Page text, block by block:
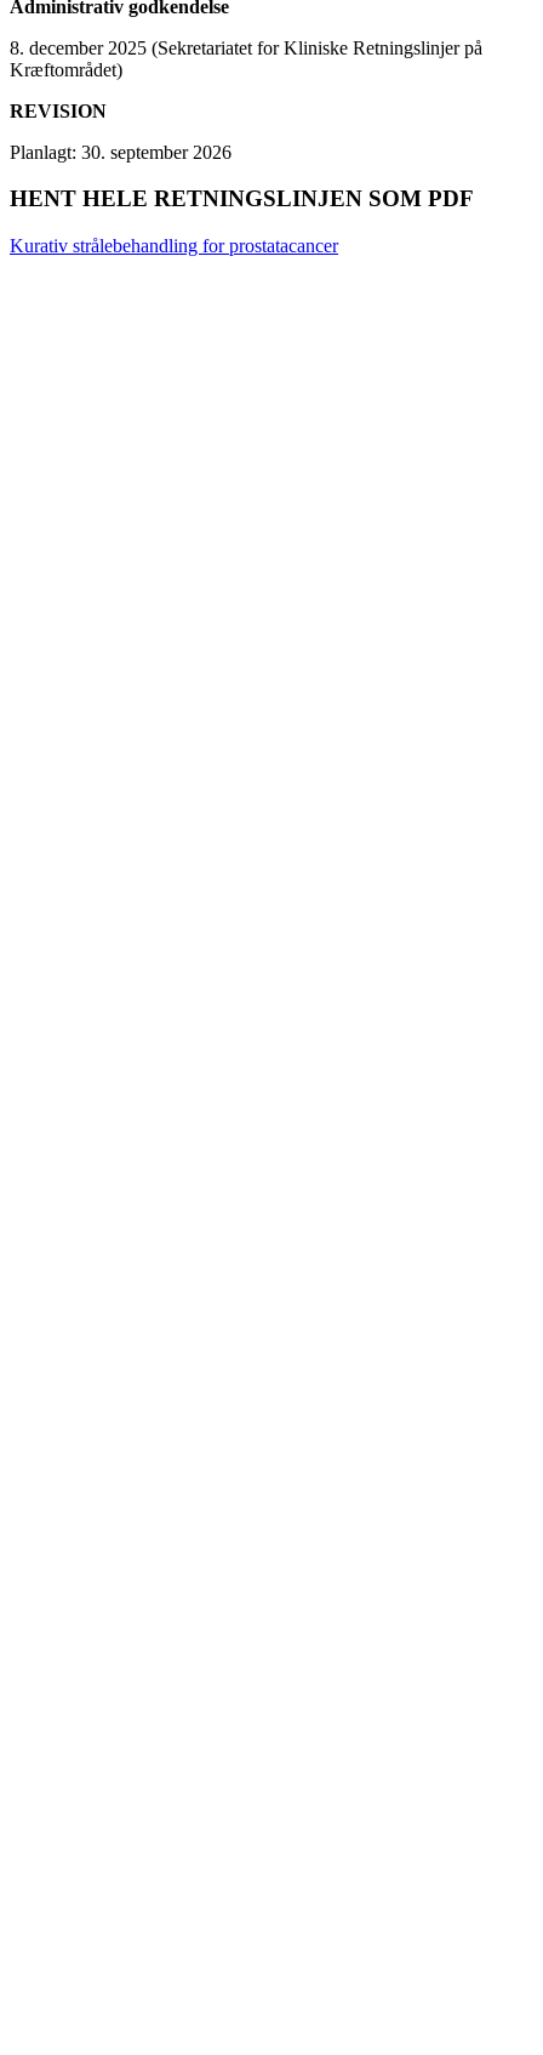
Administrativ godkendelse
8. december 2025 (Sekretariatet for Kliniske Retningslinjer på
Kræftområdet)
REVISION
Planlagt: 30. september 2026
HENT HELE RETNINGSLINJEN SOM PDF
Kurativ strålebehandling for prostatacancer